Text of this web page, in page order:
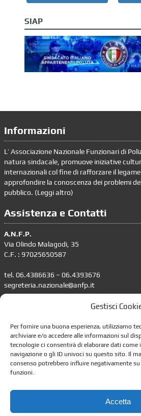
Gestisci
Per fornire una buona esperienza, utilizziamo
archiviare e/o accedere alle informazioni sul
tecnologie ci consentirà di elaborare dati
navigazione o gli ID univoci su questo sito. Il
consenso potrebbero influire negativamente
funzioni.
Accetta
SIAP
Informazioni
L’ Associazione Nazionale Funzionari di
natura sindacale, promuove iniziative
internazionali col fine di rafforzare il
approfondire la conoscenza dei problemi
pubblico. (Leggi altro)
Assistenza e Contatti
A.N.F.P.
Via Olindo Malagodi, 35
C.F. : 97025650587
tel. 06.4386636 – 06.4393676
segreteria.nazionale@anfp.it
Responsabile trattamento dati personali:
Informazioni
•Impostazione della Privacy
Gestione dei Cookie
•Leggi lo Statuto